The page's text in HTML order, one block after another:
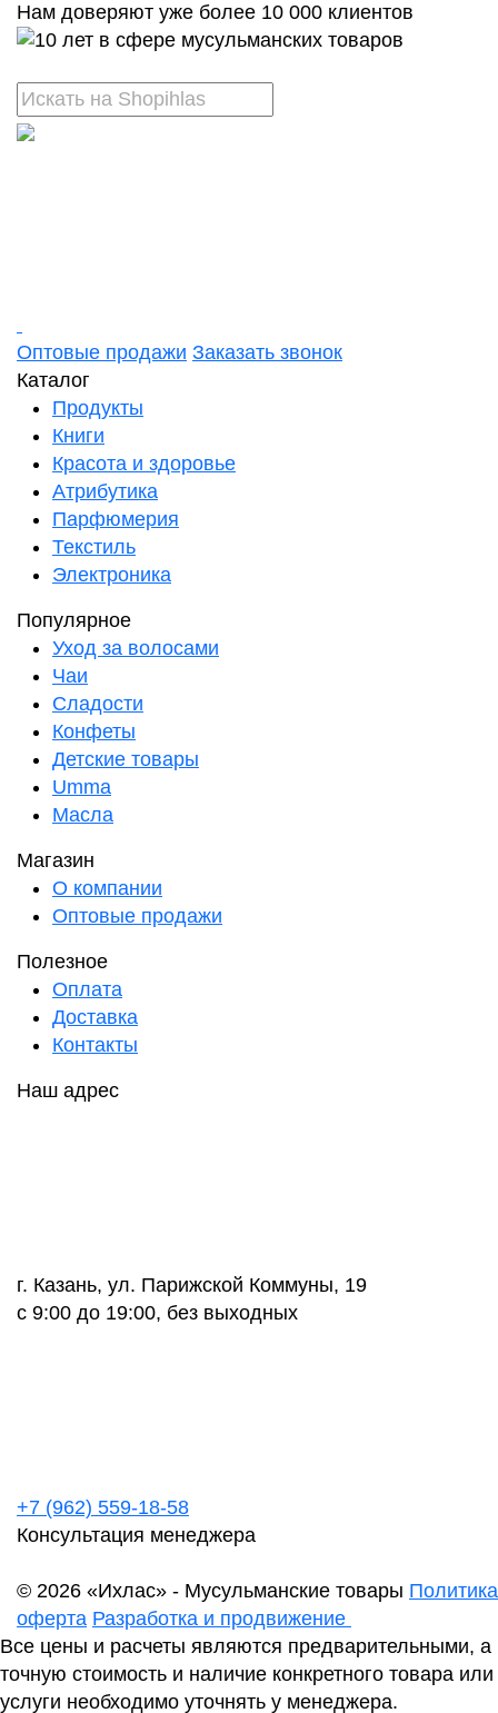
Нам доверяют уже более 10 000 клиентов
Оптовые продажи Заказать звонок
Каталог
Продукты
Книги
Красота и здоровье
Атрибутика
Парфюмерия
Текстиль
Электроника
Популярное
Уход за волосами
Чаи
Сладости
Конфеты
Детские товары
Umma
Масла
Магазин
О компании
Оптовые продажи
Полезное
Оплата
Доставка
Контакты
Наш адрес
г. Казань, ул. Парижской Коммуны, 19
с 9:00 до 19:00, без выходных
+7 (962) 559-18-58
Консультация менеджера
© 2026 «Ихлас» - Мусульманские товары
оферта Разработка и продвижение
Все цены и расчеты являются предварительными, а
точную стоимость и наличие конкретного товара или
услуги необходимо уточнять у менеджера.